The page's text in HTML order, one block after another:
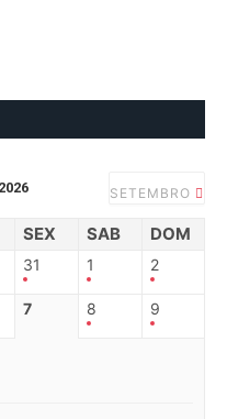
SETEMBRO
SEX SAB DOM
31 1 2
7 8 9